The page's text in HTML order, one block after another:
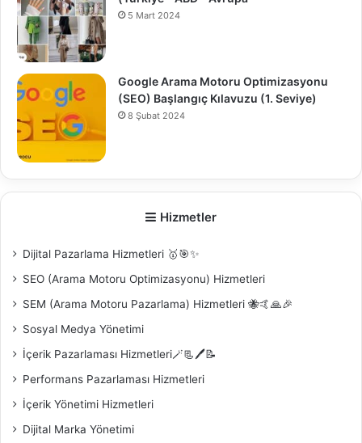
5 Mart 2024
0
Google Arama Motoru Optimizasyonu
(SEO) Başlangıç Kılavuzu (1. Seviye)
8 Şubat 2024
Hizmetler
Dijital Pazarlama Hizmetleri 🥇🎯✨
SEO (Arama Motoru Optimizasyonu) Hizmetleri
SEM (Arama Motoru Pazarlama) Hizmetleri 🐝🤙🙏🎉
Sosyal Medya Yönetimi
İçerik Pazarlaması Hizmetleri🪄📃🖊️📝
Performans Pazarlaması Hizmetleri
İçerik Yönetimi Hizmetleri
Dijital Marka Yönetimi